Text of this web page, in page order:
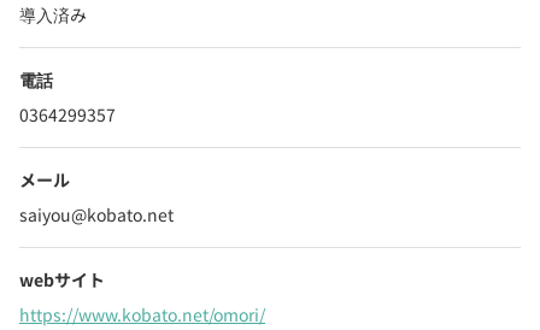
導入済み
電話
0364299357
メール
saiyou@kobato.net
webサイト
https://www.kobato.net/omori/